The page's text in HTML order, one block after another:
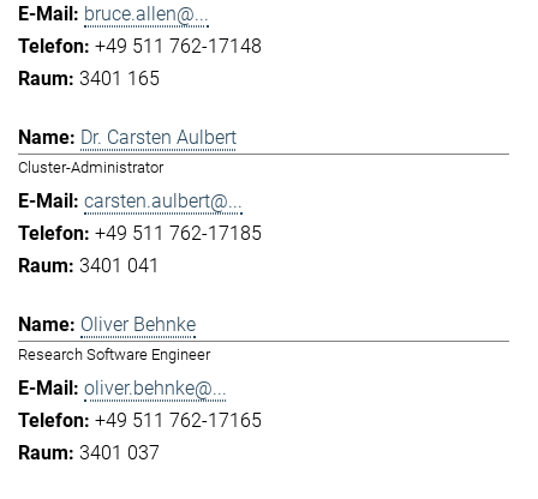
bruce.allen@...
+49 511 762-17148
3401 165
Dr. Carsten Aulbert
Cluster-Administrator
carsten.aulbert@...
+49 511 762-17185
3401 041
Oliver Behnke
Research Software Engineer
oliver.behnke@...
+49 511 762-17165
3401 037